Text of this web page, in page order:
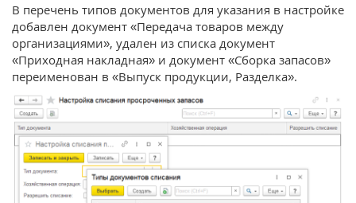
В перечень типов документов для указания в настройке
добавлен документ «Передача товаров между
организациями», удален из списка документ
«Приходная накладная» и документ «Сборка запасов»
переименован в «Выпуск продукции, Разделка».